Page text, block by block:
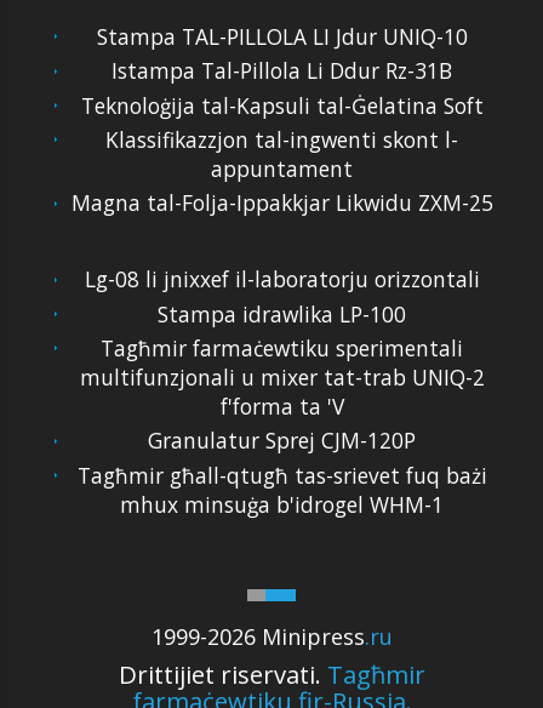
Stampa TAL-PILLOLA LI Jdur UNIQ-10
Istampa Tal-Pillola Li Ddur Rz-31B
Teknoloġija tal-Kapsuli tal-Ġelatina Soft
Klassifikazzjon tal-ingwenti skont l-
appuntament
Magna tal-Folja-Ippakkjar Likwidu ZXM-25
1999-2026 Minipress.ru
Drittijiet riservati. Tagħmir
Lg-08 li jnixxef il-laboratorju orizzontali
Stampa idrawlika LP-100
Tagħmir farmaċewtiku sperimentali
multifunzjonali u mixer tat-trab UNIQ-2
f'forma ta 'V
Granulatur Sprej CJM-120P
Tagħmir għall-qtugħ tas-srievet fuq bażi
mhux minsuġa b'idrogel WHM-1